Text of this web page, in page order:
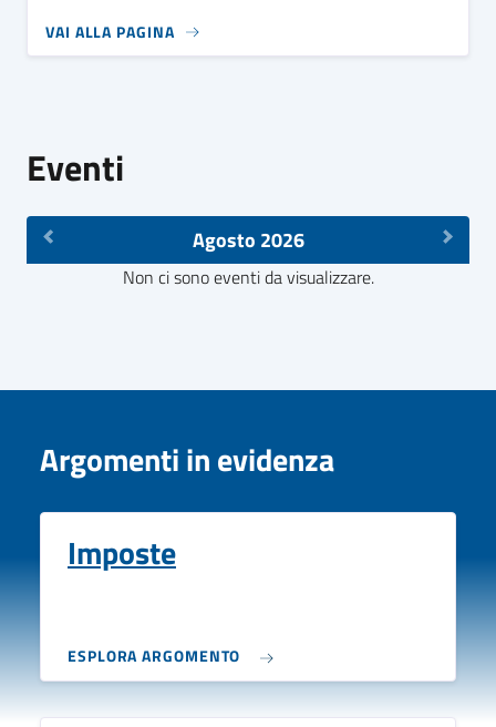
VAI ALLA PAGINA
Eventi
Agosto 2026
Non ci sono eventi da visualizzare.
Argomenti in evidenza
Imposte
ESPLORA ARGOMENTO